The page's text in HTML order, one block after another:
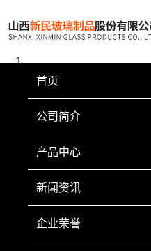
首页
公司简介
产品中心
新闻资讯
企业荣誉